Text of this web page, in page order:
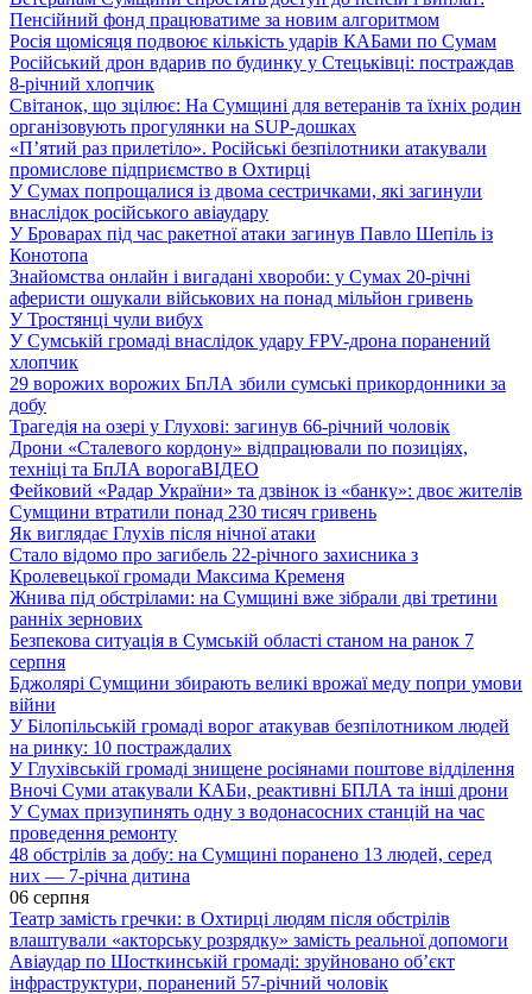
Пенсійний фонд працюватиме за новим алгоритмом
Росія щомісяця подвоює кількість ударів КАБами по Сумам
Російський дрон вдарив по будинку у Стецьківці: постраждав
8-річний хлопчик
Світанок, що зцілює: На Сумщині для ветеранів та їхніх родин
організовують прогулянки на SUP-дошках
«П’ятий раз прилетіло». Російські безпілотники атакували
промислове підприємство в Охтирці
У Сумах попрощалися із двома сестричками, які загинули
внаслідок російського авіаудару
У Броварах під час ракетної атаки загинув Павло Шепіль із
Конотопа
Знайомства онлайн і вигадані хвороби: у Сумах 20-річні
аферисти ошукали військових на понад мільйон гривень
У Тростянці чули вибух
У Сумській громаді внаслідок удару FPV-дрона поранений
хлопчик
29 ворожих ворожих БпЛА збили сумські прикордонники за
добу
Трагедія на озері у Глухові: загинув 66-річний чоловік
Дрони «Сталевого кордону» відпрацювали по позиціях,
техніці та БпЛА ворогаВІДЕО
Фейковий «Радар України» та дзвінок із «банку»: двоє жителів
Сумщини втратили понад 230 тисяч гривень
Як виглядає Глухів після нічної атаки
Стало відомо про загибель 22-річного захисника з
Кролевецької громади Максима Кременя
Жнива під обстрілами: на Сумщині вже зібрали дві третини
ранніх зернових
Безпекова ситуація в Сумській області станом на ранок 7
серпня
Бджолярі Сумщини збирають великі врожаї меду попри умови
війни
У Білопільській громаді ворог атакував безпілотником людей
на ринку: 10 постраждалих
У Глухівській громаді знищене росіянами поштове відділення
Вночі Суми атакували КАБи, реактивні БПЛА та інші дрони
У Сумах призупинять одну з водонасосних станцій на час
проведення ремонту
48 обстрілів за добу: на Сумщині поранено 13 людей, серед
них — 7-річна дитина
06 серпня
Театр замість гречки: в Охтирці людям після обстрілів
влаштували «акторську розрядку» замість реальної допомоги
Авіаудар по Шосткинській громаді: зруйновано об’єкт
інфраструктури, поранений 57-річний чоловік